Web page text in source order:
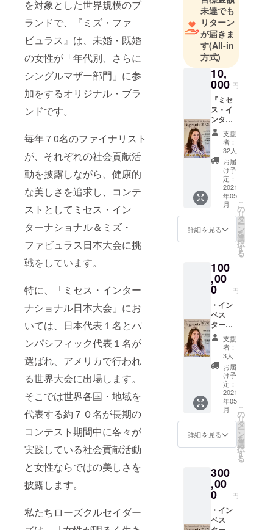
を対象とした世界規模のブ
ランドで、『ミズ・ファ
ビュラス』は、未婚・既婚
の女性が「年代別、さらに
シングルマザー部門」に参
加をするオリジナル・ブラ
ンドです。
毎年７0名のファイナリスト
が、それぞれの社会貢献活
動を披露しながら、健康的
な美しさを追求し、コンテ
ストとしてミセス・イン
ターナショナル＆ミズ・
ファビュラス日本大会に挑
戦をしています。
特に、「ミセス・インター
ナショナル日本大会」にお
いては、日本代表１名とパ
ンパシフィック代表１名が
選ばれ、アメリカで行われ
る世界大会に出場します。
そこでは世界各国・地域を
代表する約７０名が長期の
コンテスト期間中に各々が
実践している社会貢献活動
と女性ならではの美しさを
披露します。
私たちローズクルセイダー
ス）のため
のビュー
ティー・コ
ンテストを
運営してい
る団体で
す。『ミセ
ス・イン
ターナショ
ナル』は、
アメリカの
ウェスト
ヴァージニ
ア州に本部
を置き、40
年の歴史を
持つ、ミセ
スを対象と
した世界規
ティ・コン
テスト・ブ
す。「ミセ
ス・イン
ターナショ
ナル日本大
会」では、
毎年全国の
大勢の応募
者の中から
約70名の
ファイナリ
ストが美し
い、日本代
表（グラン
プリ）とパ
未達でも
リターン
が届きま
す(All-in
方式)
10,
000 円
『ミセ
ス・イ
ンター
ナショ
ナル＆
ミズ・
ファ
ビュラ
ス』事
務局か
らの御
礼メッ
セージ
（e-
mail）
支援
者：
32人
お届
け予
定：
2021
年05
月
詳細を見る
こ
の
リ
タ
ー
ン
を
選
択
す
る
100
,00
0 円
・イン
ベス
ターズ
証明書
とカー
ド ・日
本大会
オフィ
シャ
ル・パ
ンフ
レット
（1冊）
・ミセ
ス・イ
ンター
ナル＆
ミズ・
ファ
ビュラ
ス公式
スポン
支援
者：
3人
お届
け予
定：
2021
年05
月
詳細を見る
こ
の
リ
タ
ー
ン
を
選
択
す
る
300
,00
0 円
・イン
ベス